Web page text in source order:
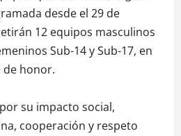
desde el 29 de
12 equipos masculinos
Sub-14 y Sub-17, en
de honor.
su impacto social,
cooperación y respeto